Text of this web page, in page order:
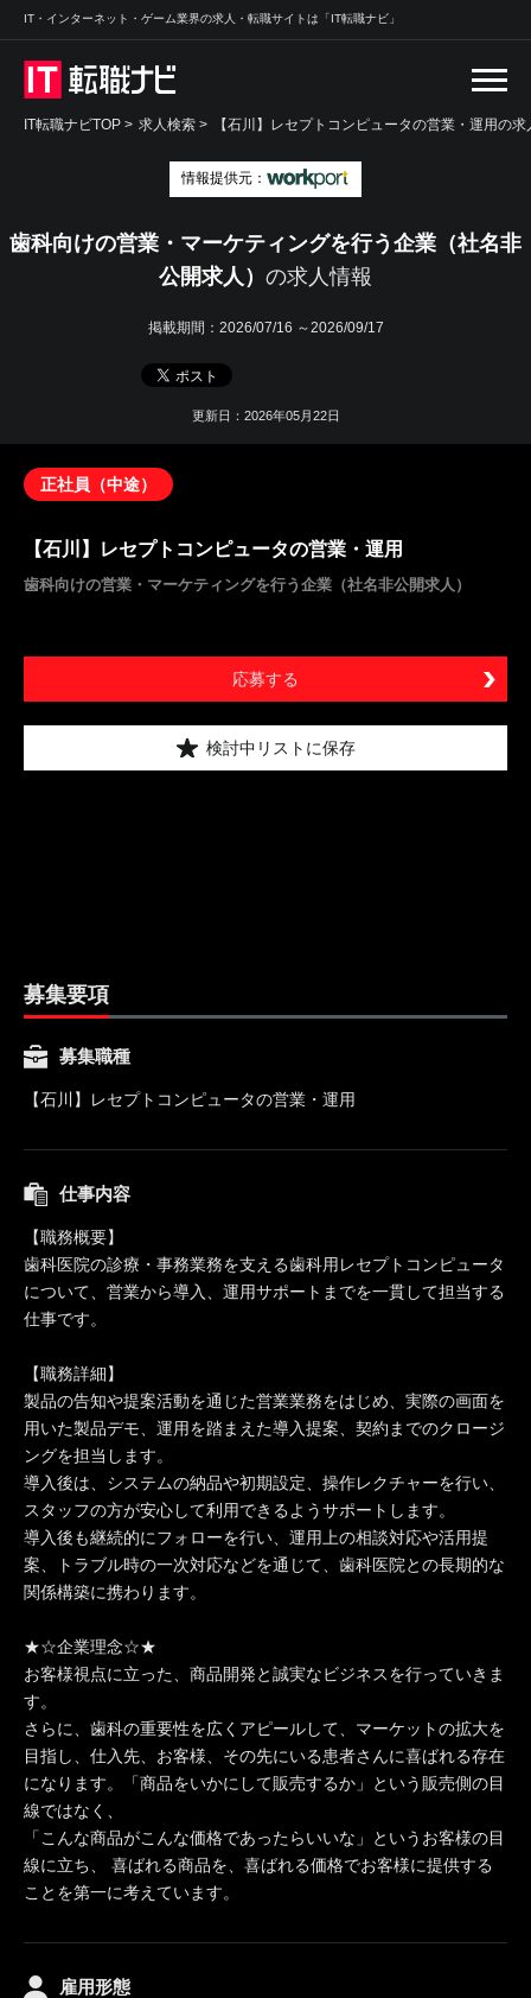
IT・インターネット・ゲーム業界の求人・転職サイトは「IT転職ナビ」
IT転職ナビTOP > 求人検索 > 【石川】レセプトコンピュータの営業・運用の求
情報提供元：
歯科向けの営業・マーケティングを行う企業（社名非
公開求人） の求人情報
掲載期間： 2026/07/16 ～2026/09/17
更新日：2026年05月22日
正社員（中途）
【石川】レセプトコンピュータの営業・運用
歯科向けの営業・マーケティングを行う企業（社名非公開求人）
応募する
検討中リストに保存
募集要項
募集職種
【石川】レセプトコンピュータの営業・運用
仕事内容
【職務概要】
歯科医院の診療・事務業務を支える歯科用レセプトコンピュータ
について、営業から導入、運用サポートまでを一貫して担当する
仕事です。
【職務詳細】
製品の告知や提案活動を通じた営業業務をはじめ、実際の画面を
用いた製品デモ、運用を踏まえた導入提案、契約までのクロージ
ングを担当します。
導入後は、システムの納品や初期設定、操作レクチャーを行い、
スタッフの方が安心して利用できるようサポートします。
導入後も継続的にフォローを行い、運用上の相談対応や活用提
案、トラブル時の一次対応などを通じて、歯科医院との長期的な
関係構築に携わります。
★☆企業理念☆★
お客様視点に立った、商品開発と誠実なビジネスを行っていきま
す。
さらに、歯科の重要性を広くアピールして、マーケットの拡大を
目指し、仕入先、お客様、その先にいる患者さんに喜ばれる存在
になります。「商品をいかにして販売するか」という販売側の目
線ではなく、
「こんな商品がこんな価格であったらいいな」というお客様の目
線に立ち、 喜ばれる商品を、喜ばれる価格でお客様に提供する
ことを第一に考えています。
雇用形態